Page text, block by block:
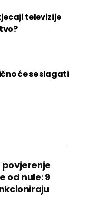
televizije
će se slagati
od nule: 9